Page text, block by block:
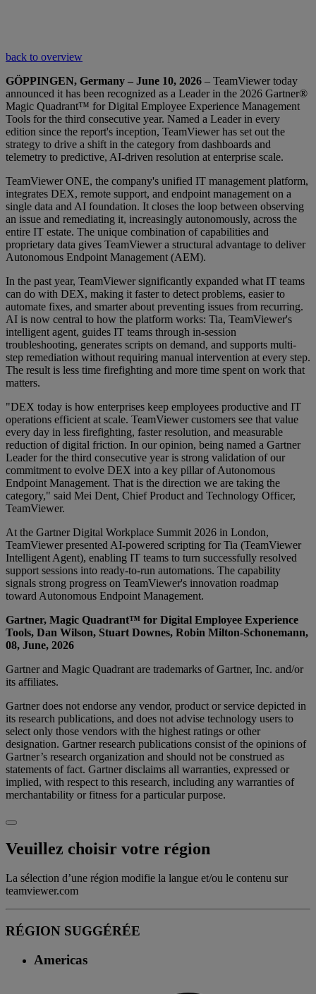
back to overview
GÖPPINGEN, Germany – June 10, 2026 – TeamViewer today
announced it has been recognized as a Leader in the 2026 Gartner®
Magic Quadrant™ for Digital Employee Experience Management
Tools for the third consecutive year. Named a Leader in every
edition since the report's inception, TeamViewer has set out the
strategy to drive a shift in the category from dashboards and
telemetry to predictive, AI-driven resolution at enterprise scale.
TeamViewer ONE, the company's unified IT management platform,
integrates DEX, remote support, and endpoint management on a
single data and AI foundation. It closes the loop between observing
an issue and remediating it, increasingly autonomously, across the
entire IT estate. The unique combination of capabilities and
proprietary data gives TeamViewer a structural advantage to deliver
Autonomous Endpoint Management (AEM).
In the past year, TeamViewer significantly expanded what IT teams
can do with DEX, making it faster to detect problems, easier to
automate fixes, and smarter about preventing issues from recurring.
AI is now central to how the platform works: Tia, TeamViewer's
intelligent agent, guides IT teams through in-session
troubleshooting, generates scripts on demand, and supports multi-
step remediation without requiring manual intervention at every step.
The result is less time firefighting and more time spent on work that
matters.
"DEX today is how enterprises keep employees productive and IT
operations efficient at scale. TeamViewer customers see that value
every day in less firefighting, faster resolution, and measurable
reduction of digital friction. In our opinion, being named a Gartner
Leader for the third consecutive year is strong validation of our
commitment to evolve DEX into a key pillar of Autonomous
Endpoint Management. That is the direction we are taking the
category," said Mei Dent, Chief Product and Technology Officer,
TeamViewer.
At the Gartner Digital Workplace Summit 2026 in London,
TeamViewer presented AI-powered scripting for Tia (TeamViewer
Intelligent Agent), enabling IT teams to turn successfully resolved
support sessions into ready-to-run automations. The capability
signals strong progress on TeamViewer's innovation roadmap
toward Autonomous Endpoint Management.
Gartner, Magic Quadrant™ for Digital Employee Experience
Tools, Dan Wilson, Stuart Downes, Robin Milton-Schonemann,
08, June, 2026
Gartner and Magic Quadrant are trademarks of Gartner, Inc. and/or
its affiliates.
Gartner does not endorse any vendor, product or service depicted in
its research publications, and does not advise technology users to
select only those vendors with the highest ratings or other
designation. Gartner research publications consist of the opinions of
Gartner’s research organization and should not be construed as
statements of fact. Gartner disclaims all warranties, expressed or
implied, with respect to this research, including any warranties of
merchantability or fitness for a particular purpose.
Veuillez choisir votre région
La sélection d’une région modifie la langue et/ou le contenu sur
teamviewer.com
RÉGION SUGGÉRÉE
Americas